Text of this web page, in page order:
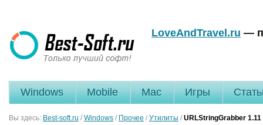
LoveAndTravel.ru —
Windows Mobile Mac Игры
Вы здесь: Best-soft.ru / Windows / Прочее / Утилиты / URLStringGrabber 1.11